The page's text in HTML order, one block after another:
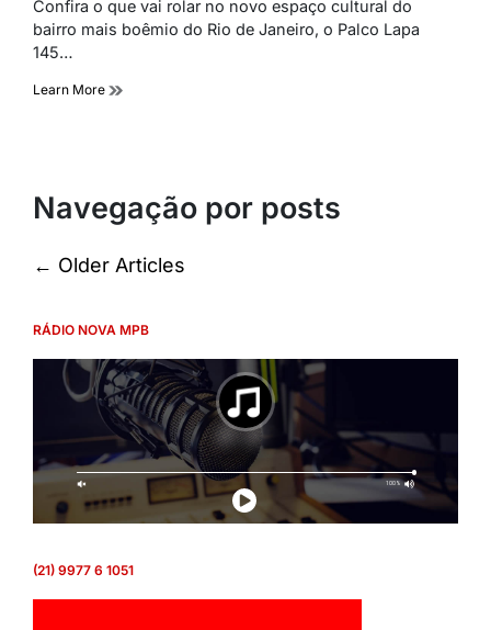
Confira o que vai rolar no novo espaço cultural do
bairro mais boêmio do Rio de Janeiro, o Palco Lapa
145…
Learn More
Navegação por posts
← Older Articles
RÁDIO NOVA MPB
(21) 9977 6 1051